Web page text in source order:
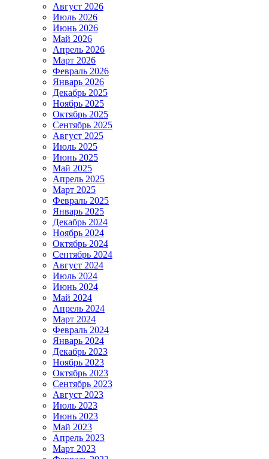
Август 2026
Июль 2026
Июнь 2026
Май 2026
Апрель 2026
Март 2026
Февраль 2026
Январь 2026
Декабрь 2025
Ноябрь 2025
Октябрь 2025
Сентябрь 2025
Август 2025
Июль 2025
Июнь 2025
Май 2025
Апрель 2025
Март 2025
Февраль 2025
Январь 2025
Декабрь 2024
Ноябрь 2024
Октябрь 2024
Сентябрь 2024
Август 2024
Июль 2024
Июнь 2024
Май 2024
Апрель 2024
Март 2024
Февраль 2024
Январь 2024
Декабрь 2023
Ноябрь 2023
Октябрь 2023
Сентябрь 2023
Август 2023
Июль 2023
Июнь 2023
Май 2023
Апрель 2023
Март 2023